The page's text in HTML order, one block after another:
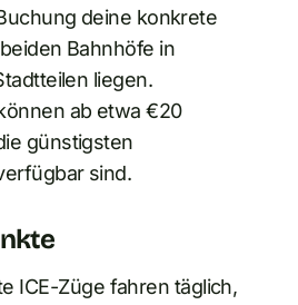
deine konkrete
Bahnhöfe in
liegen.
ab etwa €20
günstigsten
sind.
ICE-Züge fahren täglich,